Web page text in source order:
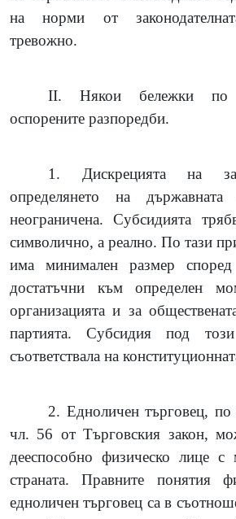
на норми от
тревожно.
II.Някои бележки по
оспорените разпоредби.
1.
Дискрецията на
определянето на
неограничена. Субсидията
символично, а реално. По тази
има минимален размер
достатъчни към определен
организацията и за
партията. Субсидия под
съответствала на
2. Едноличен търговец, по
чл. 56 от Търговския закон,
дееспособно физическо лице с
страната. Правните понятия
едноличен търговец са в